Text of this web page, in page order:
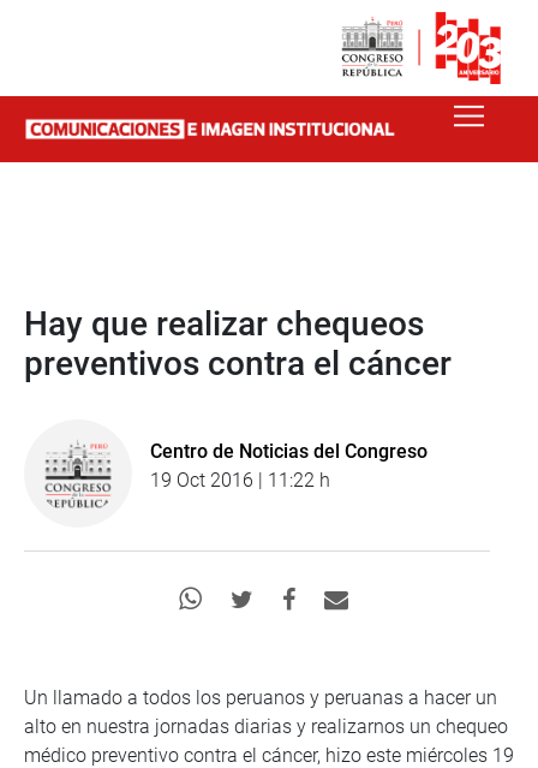
Hay que realizar chequeos
preventivos contra el cáncer
Centro de Noticias del Congreso
19 Oct 2016 | 11:22 h
Un llamado a todos los peruanos y peruanas a hacer un
alto en nuestra jornadas diarias y realizarnos un chequeo
médico preventivo contra el cáncer, hizo este miércoles 19